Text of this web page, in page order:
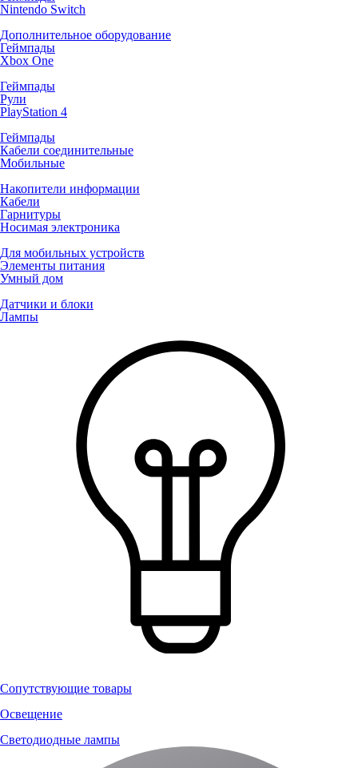
Nintendo Switch
Дополнительное оборудование
Геймпады
Xbox One
Геймпады
Рули
PlayStation 4
Геймпады
Кабели соединительные
Мобильные
Накопители информации
Кабели
Гарнитуры
Носимая электроника
Для мобильных устройств
Элементы питания
Умный дом
Датчики и блоки
Лампы
Сопутствующие товары
Освещение
Светодиодные лампы